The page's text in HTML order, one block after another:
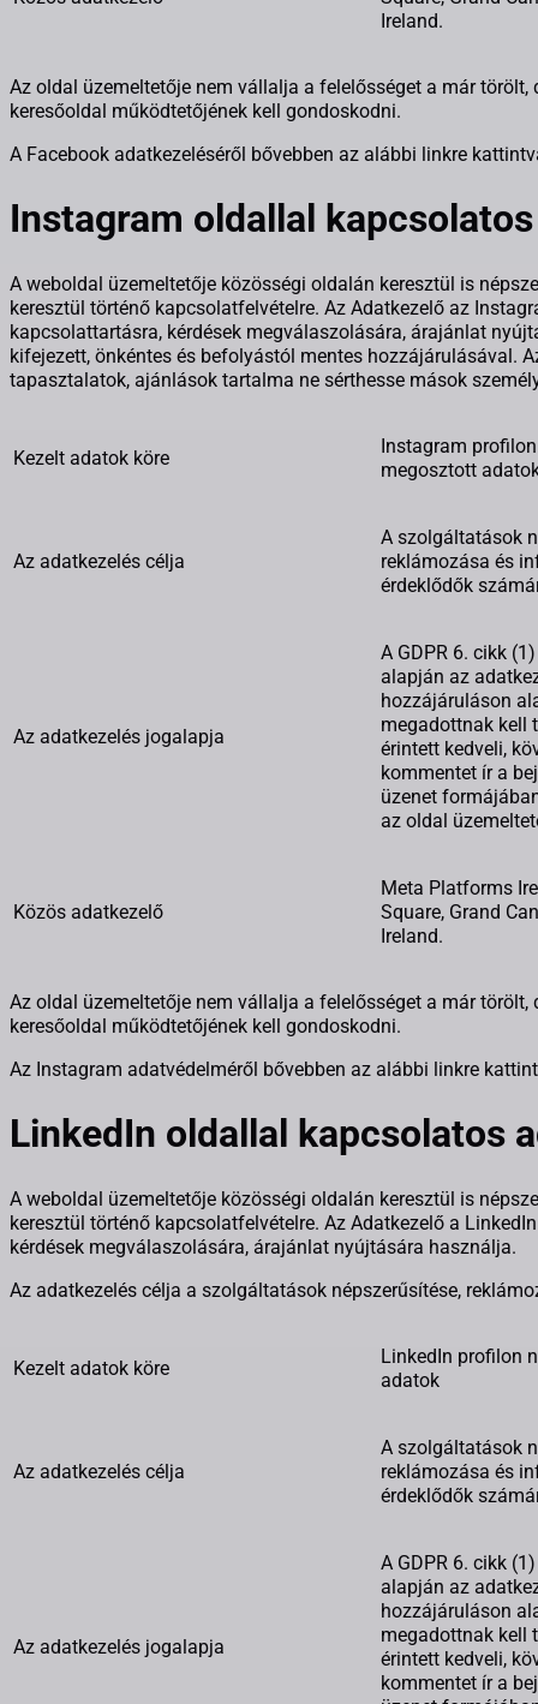
Ireland.
Az oldal üzemeltetője nem vállalja a felelősséget a már
keresőoldal működtetőjének kell gondoskodni.
A Facebook adatkezeléséről bővebben az alábbi linkre
Instagram oldallal
A weboldal üzemeltetője közösségi oldalán keresztül is
keresztül történő kapcsolatfelvételre. Az Adatkezelő az
kapcsolattartásra, kérdések megválaszolására, árajánlat
kifejezett, önkéntes és befolyástól mentes hozzájárulásával.
tapasztalatok, ajánlások tartalma ne sérthesse mások
Kezelt adatok köre
Instagram
megosztott
Az adatkezelés célja
A szolgáltatások
reklámozása és
érdeklődők
Az adatkezelés jogalapja
A GDPR 6. cikk
alapján az
hozzájáruláson
megadottnak kell
érintett kedveli,
kommentet ír a
üzenet
az oldal
Közös adatkezelő
Meta Platforms
Square, Grand
Ireland.
Az oldal üzemeltetője nem vállalja a felelősséget a már
keresőoldal működtetőjének kell gondoskodni.
Az Instagram adatvédelméről bővebben az alábbi linkre
LinkedIn oldallal kapcsolatos
A weboldal üzemeltetője közösségi oldalán keresztül is
keresztül történő kapcsolatfelvételre. Az Adatkezelő a
kérdések megválaszolására, árajánlat nyújtására használja.
Az adatkezelés célja a szolgáltatások népszerűsítése,
Kezelt adatok köre
LinkedIn profilon
adatok
Az adatkezelés célja
A szolgáltatások
reklámozása és
érdeklődők
Az adatkezelés jogalapja
A GDPR 6. cikk
alapján az
hozzájáruláson
megadottnak kell
érintett kedveli,
kommentet ír a